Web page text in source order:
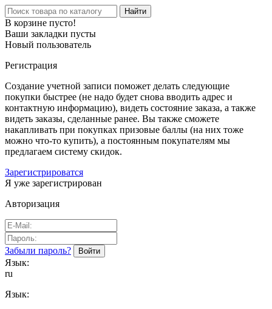
Найти
В корзине пусто!
Ваши закладки пусты
Новый пользователь
Регистрация
Создание учетной записи поможет делать следующие
покупки быстрее (не надо будет снова вводить адрес и
контактную информацию), видеть состояние заказа, а также
видеть заказы, сделанные ранее. Вы также сможете
накапливать при покупках призовые баллы (на них тоже
можно что-то купить), а постоянным покупателям мы
предлагаем систему скидок.
Зарегистрироватся
Я уже зарегистрирован
Авторизация
Забыли пароль?
Язык:
ru
Язык: